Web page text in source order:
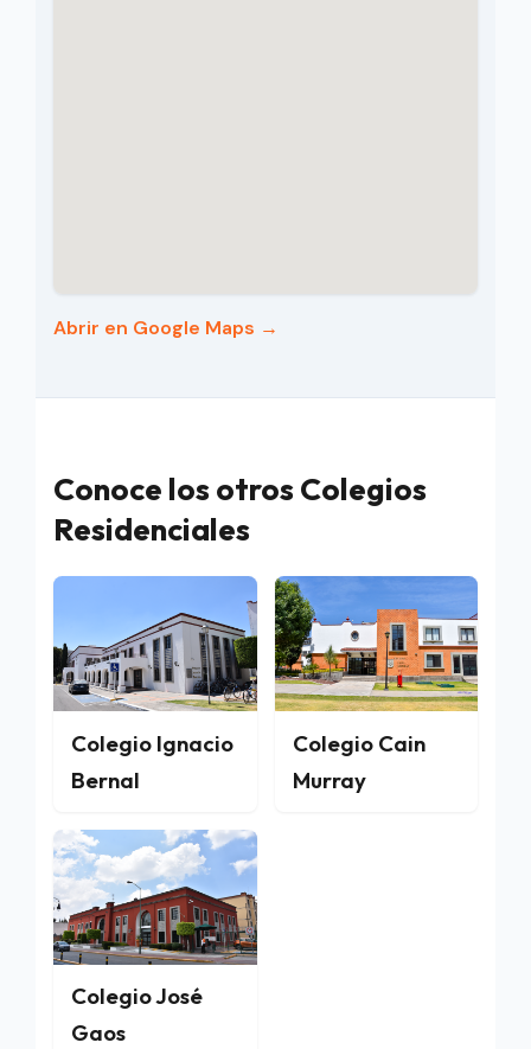
Abrir en Google Maps →
Conoce los otros Colegios
Residenciales
Colegio Ignacio
Bernal
Colegio Cain
Murray
Colegio José
Gaos